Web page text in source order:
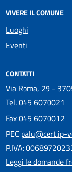
VIVERE IL COMUNE
Luoghi
Eventi
CONTATTI
Via Roma, 29 -
Tel.045 6070021
Fax045 6070012
PEC palu@cert.ip-
P.IVA:
Leggi le domande